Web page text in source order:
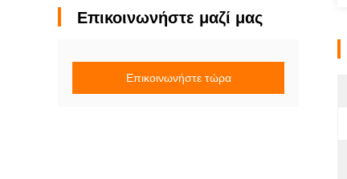
Επικοινωνήστε μαζί μας
Επικοινωνήστε τώρα